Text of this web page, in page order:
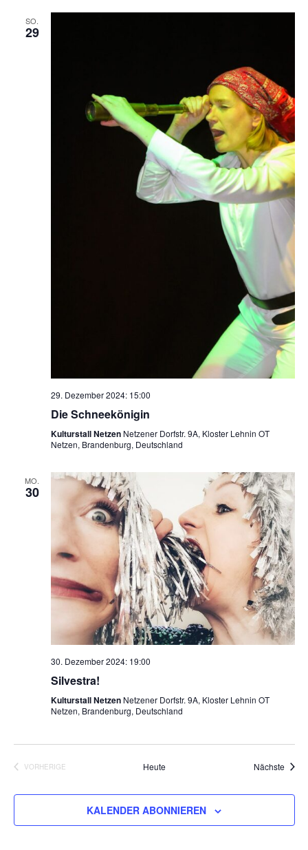
SO.
29
29. Dezember 2024: 15:00
Die Schneekönigin
Kulturstall Netzen Netzener Dorfstr. 9A, Kloster Lehnin OT
Netzen, Brandenburg, Deutschland
MO.
30
30. Dezember 2024: 19:00
Silvestra!
Kulturstall Netzen Netzener Dorfstr. 9A, Kloster Lehnin OT
Netzen, Brandenburg, Deutschland
VORHERIGE
Heute Nächste
KALENDER ABONNIEREN